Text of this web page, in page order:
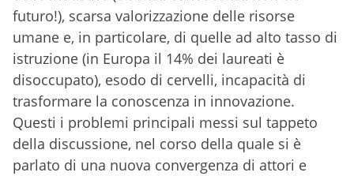
futuro!), scarsa valorizzazione delle risorse
umane e, in particolare, di quelle ad alto tasso di
istruzione (in Europa il 14% dei laureati è
disoccupato), esodo di cervelli, incapacità di
trasformare la conoscenza in innovazione.
Questi i problemi principali messi sul tappeto
della discussione, nel corso della quale si è
parlato di una nuova convergenza di attori e